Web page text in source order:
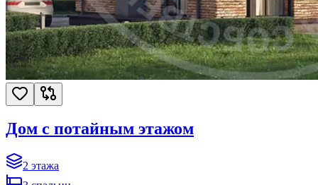
Дом с потайным этажом
2 этажа